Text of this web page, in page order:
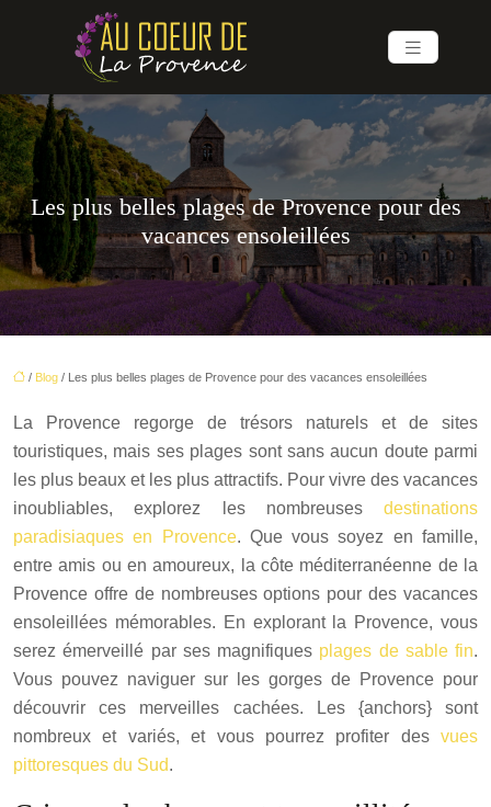
Les plus belles plages de Provence pour des
vacances ensoleillées
/ Blog / Les plus belles plages de Provence pour des vacances ensoleillées
La Provence regorge de trésors naturels et de sites
touristiques, mais ses plages sont sans aucun doute parmi
les plus beaux et les plus attractifs. Pour vivre des vacances
inoubliables, explorez les nombreuses destinations
paradisiaques en Provence. Que vous soyez en famille,
entre amis ou en amoureux, la côte méditerranéenne de la
Provence offre de nombreuses options pour des vacances
ensoleillées mémorables. En explorant la Provence, vous
serez émerveillé par ses magnifiques plages de sable fin.
Vous pouvez naviguer sur les gorges de Provence pour
découvrir ces merveilles cachées. Les {anchors} sont
nombreux et variés, et vous pourrez profiter des vues
pittoresques du Sud.